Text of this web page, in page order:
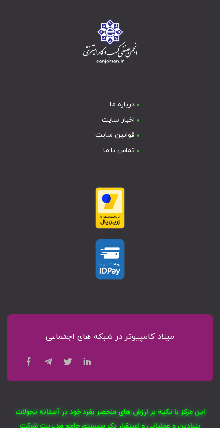
درباره ما
اخبار سایت
قوانین سایت
تماس با ما
میلاد کامپیوتر در شبکه های اجتماعی
این مرکز با تکیه بر ارزش های منحصر بفرد خود در آستانه تحولات
بنیادین و عملیاتی و استقرار یک سیستم جامع مدیریت شرکت